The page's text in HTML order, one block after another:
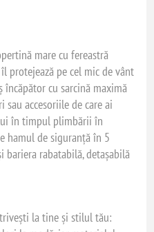
mare cu fereastră
protejează pe cel mic de vânt
încăpător cu sarcină maximă
accesoriile de care ai
în timpul plimbării în
hamul de siguranță în 5
rabatabilă, detașabilă
la tine și stilul tău: